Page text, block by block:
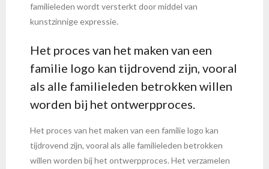
familieleden wordt versterkt door middel van
kunstzinnige expressie.
Het proces van het maken van een
familie logo kan tijdrovend zijn, vooral
als alle familieleden betrokken willen
worden bij het ontwerpproces.
Het proces van het maken van een familie logo kan
tijdrovend zijn, vooral als alle familieleden betrokken
willen worden bij het ontwerpproces. Het verzamelen